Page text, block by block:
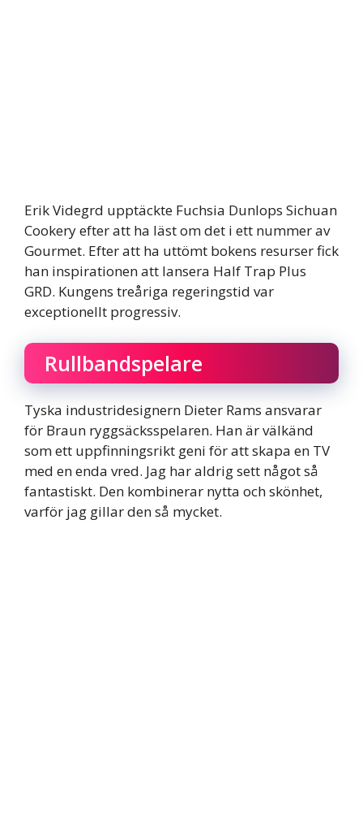
Erik Videgrd upptäckte Fuchsia Dunlops Sichuan
Cookery efter att ha läst om det i ett nummer av
Gourmet. Efter att ha uttömt bokens resurser fick
han inspirationen att lansera Half Trap Plus
GRD. Kungens treåriga regeringstid var
exceptionellt progressiv.
Rullbandspelare
Tyska industridesignern Dieter Rams ansvarar
för Braun ryggsäcksspelaren. Han är välkänd
som ett uppfinningsrikt geni för att skapa en TV
med en enda vred. Jag har aldrig sett något så
fantastiskt. Den kombinerar nytta och skönhet,
varför jag gillar den så mycket.